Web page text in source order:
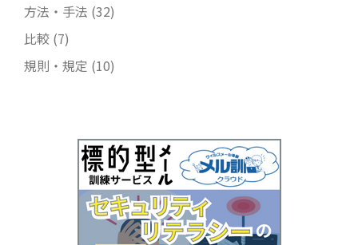
方法・手法 (32)
比較 (7)
規則・規定 (10)